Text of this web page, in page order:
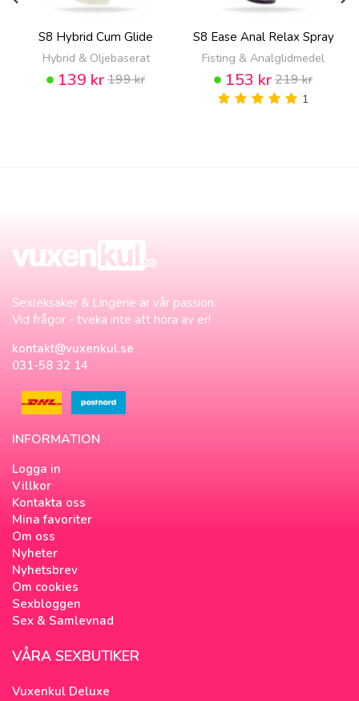
S8 Hybrid Cum Glide
Hybrid & Oljebaserat
139 kr199 kr
S8 Ease Anal Relax Spray
Fisting & Analglidmedel
153 kr219 kr
1
Sexleksaker & Lingerie är vår passion.
Vid frågor - tveka inte att höra av er!
kontakt@vuxenkul.se
031-58 32 14
INFORMATION
Logga in
Villkor
Kontakta oss
Mina favoriter
Om oss
Nyheter
Nyhetsbrev
Om cookies
Sexbloggen
Sex & Samlevnad
VÅRA SEXBUTIKER
Vuxenkul Deluxe